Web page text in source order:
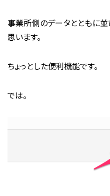
事業所側のデータとともに
思います。
ちょっとした便利機能です。
では。